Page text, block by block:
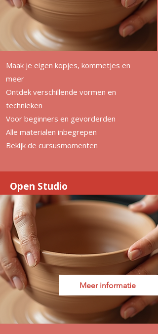
Maak je eigen kopjes, kommetjes en
meer
Ontdek verschillende vormen en
technieken
Voor beginners en gevorderden
Alle materialen inbegrepen
Bekijk de cursusmomenten
Open Studio
Meer informatie